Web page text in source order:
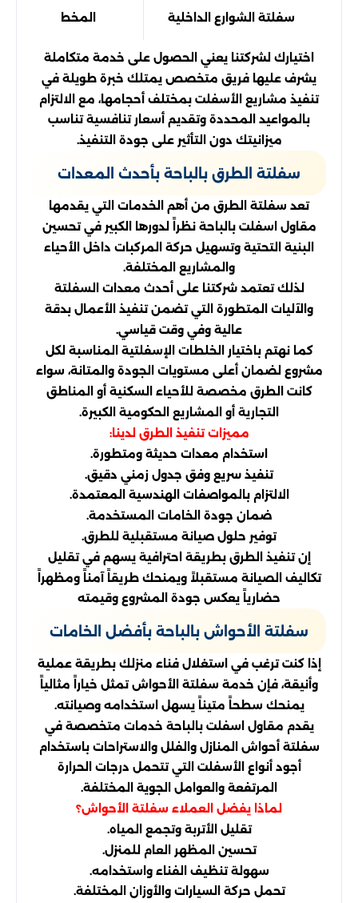
سفلتة الشوارع الداخلية المخططات
اختيارك لشركتنا يعني الحصول على خدمة متكاملة
يشرف عليها فريق متخصص يمتلك خبرة طويلة في
تنفيذ مشاريع الأسفلت بمختلف أحجامها، مع الالتزام
بالمواعيد المحددة وتقديم أسعار تنافسية تناسب
ميزانيتك دون التأثير على جودة التنفيذ.
سفلتة الطرق بالباحة بأحدث المعدات
تعد سفلتة الطرق من أهم الخدمات التي يقدمها
مقاول اسفلت بالباحة نظراً لدورها الكبير في تحسين
البنية التحتية وتسهيل حركة المركبات داخل الأحياء
والمشاريع المختلفة.
لذلك تعتمد شركتنا على أحدث معدات السفلتة
والآليات المتطورة التي تضمن تنفيذ الأعمال بدقة
عالية وفي وقت قياسي.
كما نهتم باختيار الخلطات الإسفلتية المناسبة لكل
مشروع لضمان أعلى مستويات الجودة والمتانة، سواء
كانت الطرق مخصصة للأحياء السكنية أو المناطق
التجارية أو المشاريع الحكومية الكبيرة.
مميزات تنفيذ الطرق لدينا:
استخدام معدات حديثة ومتطورة.
تنفيذ سريع وفق جدول زمني دقيق.
الالتزام بالمواصفات الهندسية المعتمدة.
ضمان جودة الخامات المستخدمة.
توفير حلول صيانة مستقبلية للطرق.
إن تنفيذ الطرق بطريقة احترافية يسهم في تقليل
تكاليف الصيانة مستقبلاً ويمنحك طريقاً آمناً ومظهراً
حضارياً يعكس جودة المشروع وقيمته
سفلتة الأحواش بالباحة بأفضل الخامات
إذا كنت ترغب في استغلال فناء منزلك بطريقة عملية
وأنيقة، فإن خدمة سفلتة الأحواش تمثل خياراً مثالياً
يمنحك سطحاً متيناً يسهل استخدامه وصيانته.
يقدم مقاول اسفلت بالباحة خدمات متخصصة في
سفلتة أحواش المنازل والفلل والاستراحات باستخدام
أجود أنواع الأسفلت التي تتحمل درجات الحرارة
المرتفعة والعوامل الجوية المختلفة.
لماذا يفضل العملاء سفلتة الأحواش؟
تقليل الأتربة وتجمع المياه.
تحسين المظهر العام للمنزل.
سهولة تنظيف الفناء واستخدامه.
تحمل حركة السيارات والأوزان المختلفة.